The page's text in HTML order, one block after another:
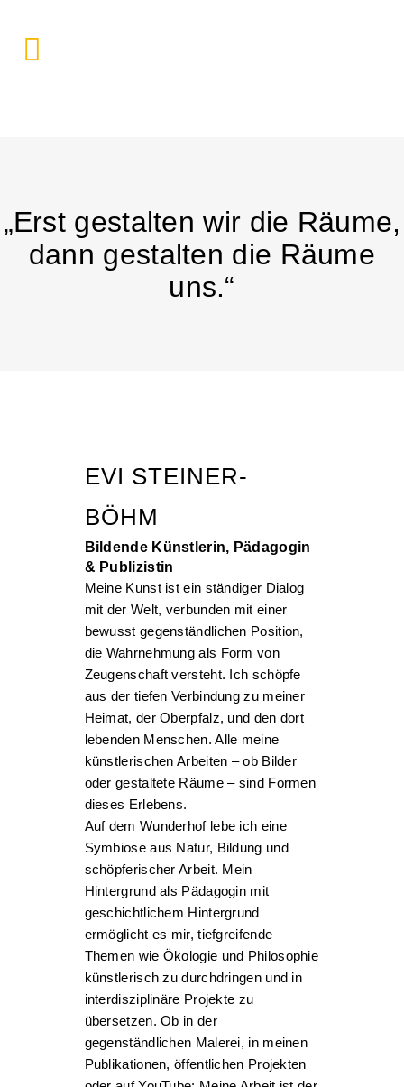
„Erst gestalten wir die Räume,
dann gestalten die Räume
uns.“
EVI STEINER-
BÖHM
Bildende Künstlerin, Pädagogin
& Publizistin
Meine Kunst ist ein ständiger Dialog
mit der Welt, verbunden mit einer
bewusst gegenständlichen Position,
die Wahrnehmung als Form von
Zeugenschaft versteht. Ich schöpfe
aus der tiefen Verbindung zu meiner
Heimat, der Oberpfalz, und den dort
lebenden Menschen. Alle meine
künstlerischen Arbeiten – ob Bilder
oder gestaltete Räume – sind Formen
dieses Erlebens.
Auf dem Wunderhof lebe ich eine
Symbiose aus Natur, Bildung und
schöpferischer Arbeit. Mein
Hintergrund als Pädagogin mit
geschichtlichem Hintergrund
ermöglicht es mir, tiefgreifende
Themen wie Ökologie und Philosophie
künstlerisch zu durchdringen und in
interdisziplinäre Projekte zu
übersetzen. Ob in der
gegenständlichen Malerei, in meinen
Publikationen, öffentlichen Projekten